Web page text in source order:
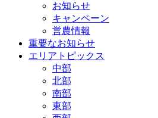
お知らせ
キャンペーン
営農情報
重要なお知らせ
エリアトピックス
中部
北部
南部
東部